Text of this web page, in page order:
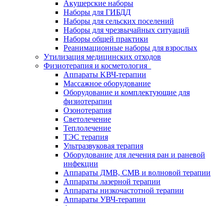
Акушерские наборы
Наборы для ГИБДД
Наборы для сельских поселений
Наборы для чрезвычайных ситуаций
Наборы общей практики
Реанимационные наборы для взрослых
Утилизация медицинских отходов
Физиотерапия и косметология
Аппараты KВЧ-терапии
Массажное оборудование
Оборудование и комплектующие для
физиотерапии
Озонотерапия
Светолечение
Теплолечение
ТЭС терапия
Ультразвуковая терапия
Оборудование для лечения ран и раневой
инфекции
Аппараты ДМВ, СМВ и волновой терапии
Аппараты лазерной терапии
Аппараты низкочастотной терапии
Аппараты УВЧ-терапии